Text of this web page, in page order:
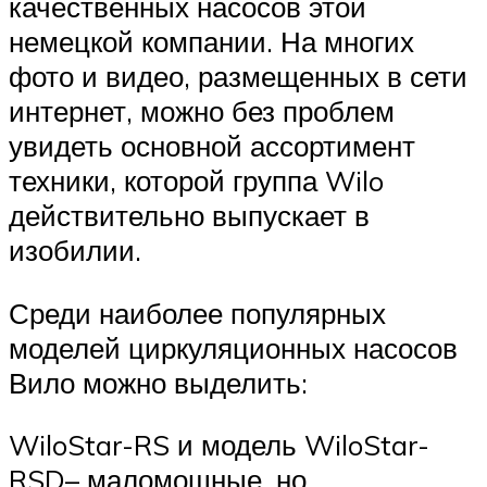
немецкой компании. На многих
фото и видео, размещенных в сети
интернет, можно без проблем
увидеть основной ассортимент
техники, которой группа Wilo
действительно выпускает в
изобилии.
Среди наиболее популярных
моделей циркуляционных насосов
Вило можно выделить:
WiloStar-RS и модель WiloStar-
RSD– маломощные, но